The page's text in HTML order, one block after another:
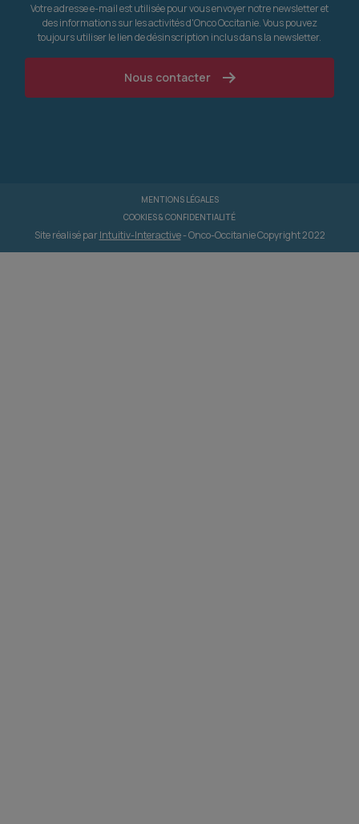
Votre adresse e-mail est utilisée pour vous envoyer notre newsletter et
des informations sur les activités d'Onco Occitanie. Vous pouvez
toujours utiliser le lien de désinscription inclus dans la newsletter.
Nous contacter
MENTIONS LÉGALES
COOKIES & CONFIDENTIALITÉ
Site réalisé parIntuitiv-Interactive- Onco-Occitanie Copyright 2022